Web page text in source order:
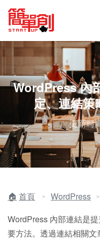
WordPress 內
定、連結策
更新時
首頁 ＞ WordPress ＞
WordPress 內部連結是
要方法。透過連結相關